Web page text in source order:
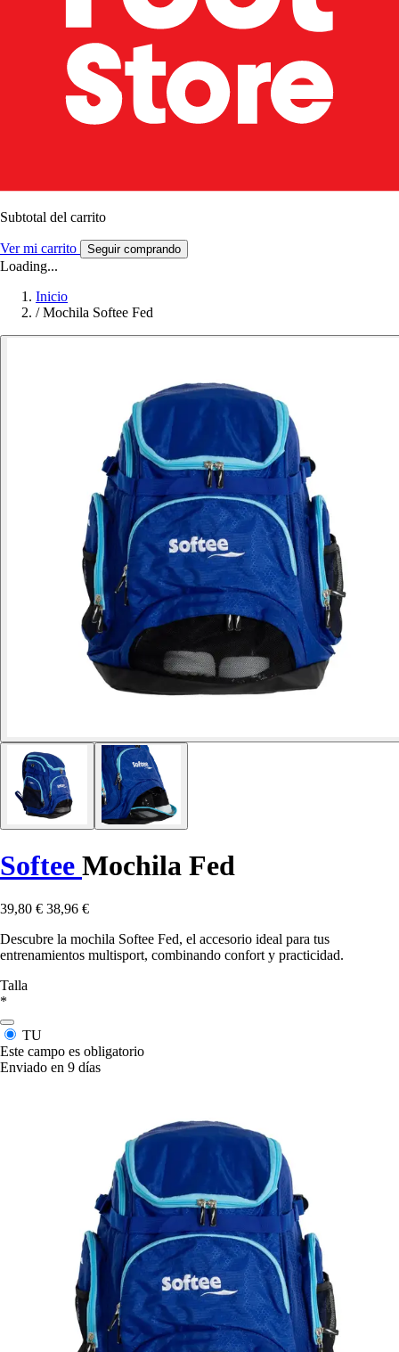
Subtotal del carrito
Ver mi carrito Seguir comprando
Loading...
Inicio
/ Mochila Softee Fed
Softee Mochila Fed
39,80 € 38,96 €
Descubre la mochila Softee Fed, el accesorio ideal para tus
entrenamientos multisport, combinando confort y practicidad.
Talla
*
TU
Este campo es obligatorio
Enviado en 9 días